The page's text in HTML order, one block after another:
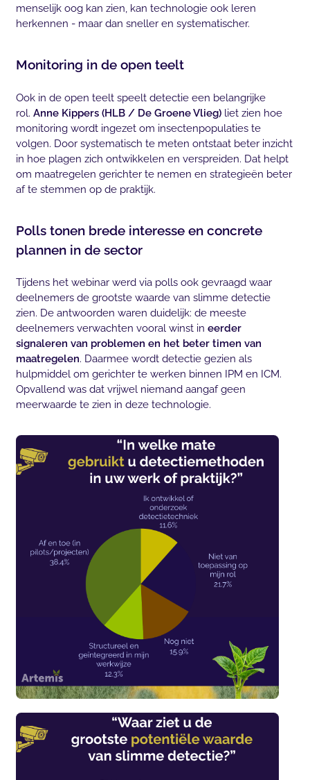
menselijk oog kan zien, kan technologie ook leren
herkennen - maar dan sneller en systematischer.
Monitoring in de open teelt
Ook in de open teelt speelt detectie een belangrijke
rol. Anne Kippers (HLB / De Groene Vlieg)liet zien hoe
monitoring wordt ingezet om insectenpopulaties te
volgen. Door systematisch te meten ontstaat beter inzicht
in hoe plagen zich ontwikkelen en verspreiden. Dat helpt
om maatregelen gerichter te nemen en strategieën beter
af te stemmen op de praktijk.
Polls tonen brede interesse en concrete
plannen in de sector
Tijdens het webinar werd via polls ook gevraagd waar
deelnemers de grootste waarde van slimme detectie
zien. De antwoorden waren duidelijk: de meeste
deelnemers verwachten vooral winst in eerder
signaleren van problemen en het beter timen van
maatregelen. Daarmee wordt detectie gezien als
hulpmiddel om gerichter te werken binnen IPM en ICM.
Opvallend was dat vrijwel niemand aangaf geen
meerwaarde te zien in deze technologie.